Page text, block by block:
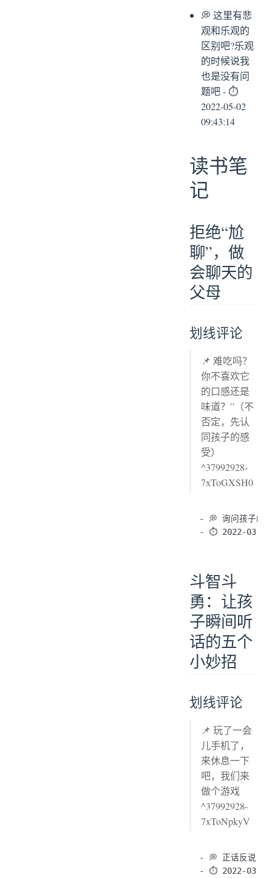
💭 这里有悲
观和乐观的
区别吧?乐观
的时候说我
也是没有问
题吧 - ⏱
2022-05-02
09:43:14
读书笔
记
拒绝“尬
聊”，做
会聊天的
父母
划线评论
📌 难吃吗？
你不喜欢它
的口感还是
味道？”（不
否定，先认
同孩子的感
受）
^37992928-
7xToGXSH0
- 💭 询问孩子的
斗智斗
勇：让孩
子瞬间听
话的五个
小妙招
划线评论
📌 玩了一会
儿手机了，
来休息一下
吧，我们来
做个游戏
^37992928-
7xToNpkyV
- 💭 正话反说